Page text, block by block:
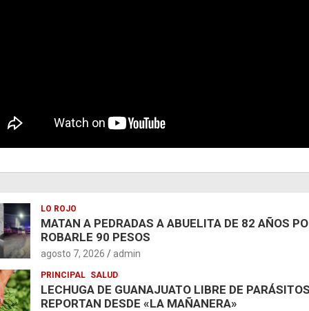
LO ROJO
MATAN A PEDRADAS A ABUELITA DE 82 AÑOS
ROBARLE 90 PESOS
agosto 7, 2026 admin
PRINCIPAL SALUD
LECHUGA DE GUANAJUATO LIBRE DE
REPORTAN DESDE «LA MAÑANERA»